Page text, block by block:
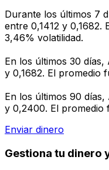
Durante los últimos 7
entre 0,1412 y 0,1682.
3,46% volatilidad.
En los últimos 30 días,
y 0,1682. El promedio
En los últimos 90 días,
y 0,2400. El promedio
Enviar dinero
Gestiona tu dinero